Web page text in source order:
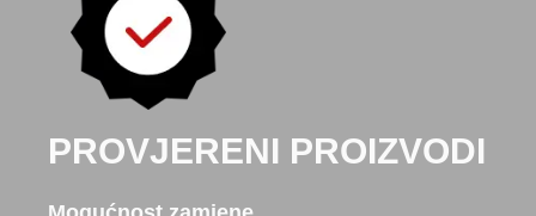
PROVJERENI PROIZVODI